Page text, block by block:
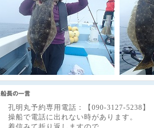
孔明丸予約専用電話：【090-3127-5238】
操船で電話に出れない時があります。